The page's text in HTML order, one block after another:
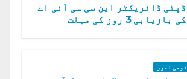
ڈپٹی ڈائریکٹر این سی سی آئی اے
کی بازیابی 3 روز کی مہلت
قومی امور